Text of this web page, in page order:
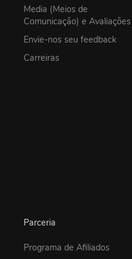
Media (Meios de
Comunicação) e Avaliações
Envie-nos seu feedback
Carreiras
Parceria
Programa de Afiliados